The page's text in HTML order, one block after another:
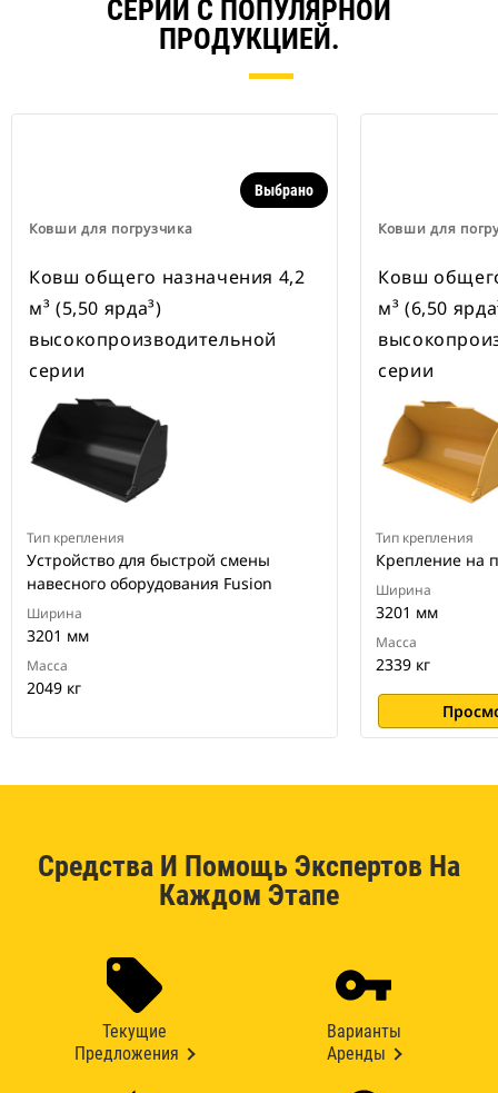
СЕРИИ С ПОПУЛЯРНОЙ
ПРОДУКЦИЕЙ.
Ковши для погрузчика
Выбрано
Ковш общего назначения 4,2
м³ (5,50 ярда³)
высокопроизводительной
серии
Тип крепления
Устройство для быстрой смены
навесного оборудования Fusion
Ширина
3201 мм
Масса
2049 кг
Ковши для
Ковш
м³ (6,50
серии
Тип крепления
Крепление на
Ширина
3201 мм
Масса
2339 кг
Средства И Помощь Экспертов На
Каждом Этапе
Текущие
Предложения
Варианты
Аренды